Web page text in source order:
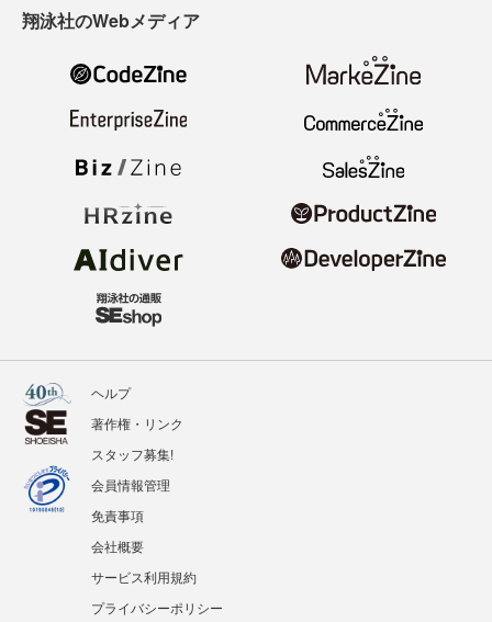
翔泳社のWebメディア
ヘルプ
著作権・リンク
スタッフ募集!
会員情報管理
免責事項
会社概要
サービス利用規約
プライバシーポリシー